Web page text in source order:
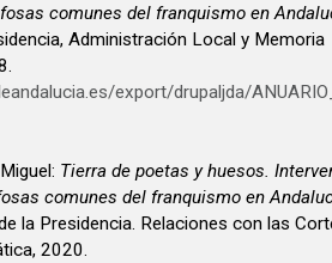
comunes del franquismo en
Administración Local y Memoria
export/drupaljda/
Tierra de poetas y huesos.
comunes del franquismo en
2020.